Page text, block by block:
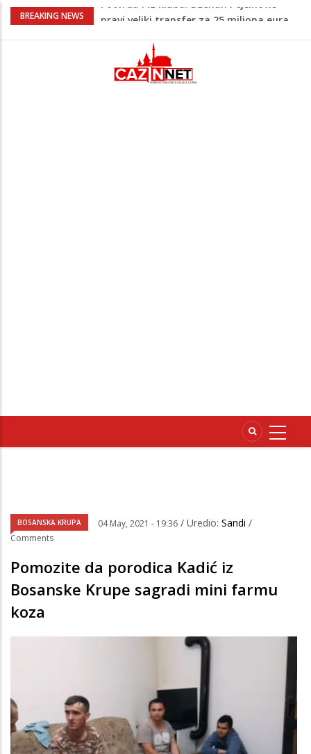
BREAKING NEWS
Psihijatrica: Ovo je greška koju većina
tinejdžerima
Na Ahiret preselila Tahirović (rođ.
Ćoralić) Alije
BOSANSKA KRUPA 04 May, 2021 - 19:36 / Uredio: Sandi /
Comments
Pomozite da porodica Kadić iz
Bosanske Krupe sagradi mini farmu
koza